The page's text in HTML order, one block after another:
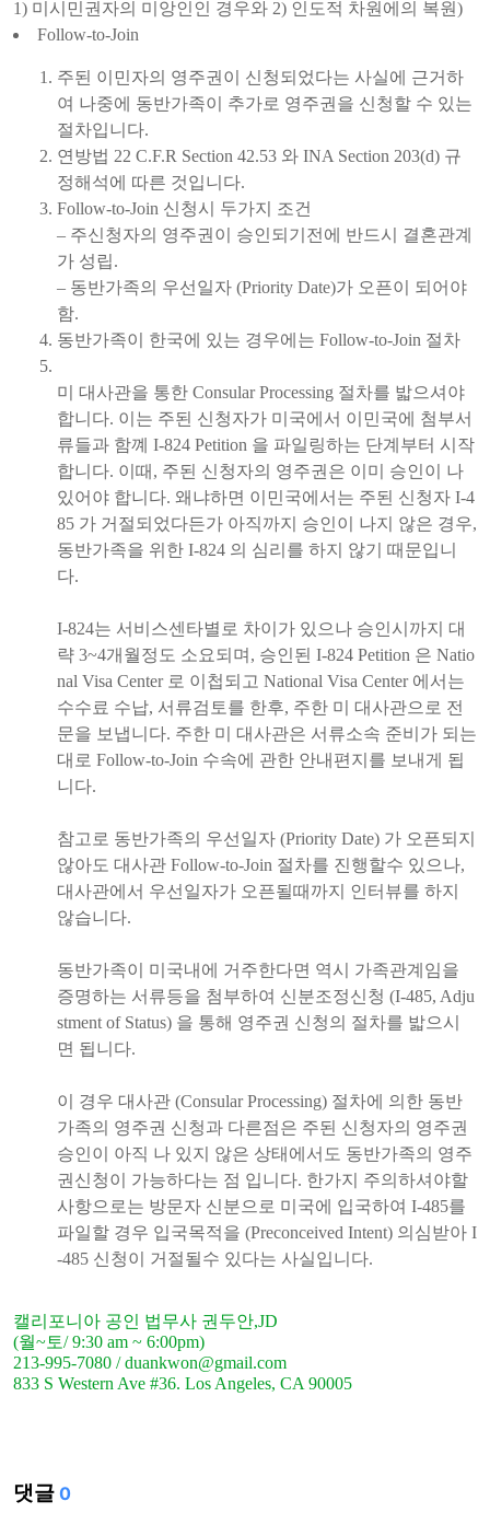
1) 미시민권자의 미앙인인 경우와 2) 인도적 차원에의 복원)
Follow-to-Join
주된 이민자의 영주권이 신청되었다는 사실에 근거하
여 나중에 동반가족이 추가로 영주권을 신청할 수 있는
절차입니다.
연방법 22 C.F.R Section 42.53 와 INA Section 203(d) 규
정해석에 따른 것입니다.
Follow-to-Join 신청시 두가지 조건
– 주신청자의 영주권이 승인되기전에 반드시 결혼관계
가 성립.
– 동반가족의 우선일자 (Priority Date)가 오픈이 되어야
함.
동반가족이 한국에 있는 경우에는 Follow-to-Join 절차
미 대사관을 통한 Consular Processing 절차를 밟으셔야
합니다. 이는 주된 신청자가 미국에서 이민국에 첨부서
류들과 함꼐 I-824 Petition 을 파일링하는 단계부터 시작
합니다. 이때, 주된 신청자의 영주권은 이미 승인이 나
있어야 합니다. 왜냐하면 이민국에서는 주된 신청자 I-4
85 가 거절되었다든가 아직까지 승인이 나지 않은 경우,
동반가족을 위한 I-824 의 심리를 하지 않기 때문입니
다.
I-824는 서비스센타별로 차이가 있으나 승인시까지 대
략 3~4개월정도 소요되며, 승인된 I-824 Petition 은 Natio
nal Visa Center 로 이첩되고 National Visa Center 에서는
수수료 수납, 서류검토를 한후, 주한 미 대사관으로 전
문을 보냅니다. 주한 미 대사관은 서류소속 준비가 되는
대로 Follow-to-Join 수속에 관한 안내편지를 보내게 됩
니다.
참고로 동반가족의 우선일자 (Priority Date) 가 오픈되지
않아도 대사관 Follow-to-Join 절차를 진행할수 있으나,
대사관에서 우선일자가 오픈될때까지 인터뷰를 하지
않습니다.
동반가족이 미국내에 거주한다면 역시 가족관계임을
증명하는 서류등을 첨부하여 신분조정신청 (I-485, Adju
stment of Status) 을 통해 영주권 신청의 절차를 밟으시
면 됩니다.
이 경우 대사관 (Consular Processing) 절차에 의한 동반
가족의 영주권 신청과 다른점은 주된 신청자의 영주권
승인이 아직 나 있지 않은 상태에서도 동반가족의 영주
권신청이 가능하다는 점 입니다. 한가지 주의하셔야할
사항으로는 방문자 신분으로 미국에 입국하여 I-485를
파일할 경우 입국목적을 (Preconceived Intent) 의심받아 I
-485 신청이 거절될수 있다는 사실입니다.
캘리포니아 공인 법무사 권두안,JD
(월~토/ 9:30 am ~ 6:00pm)
213-995-7080 / duankwon@gmail.com
833 S Western Ave #36. Los Angeles, CA 90005
댓글 0